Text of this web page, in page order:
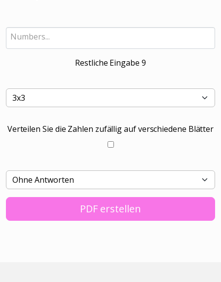
Restliche Eingabe 9
Verteilen Sie die Zahlen zufällig auf verschiedene Blätter
PDF erstellen